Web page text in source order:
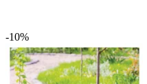
-10%